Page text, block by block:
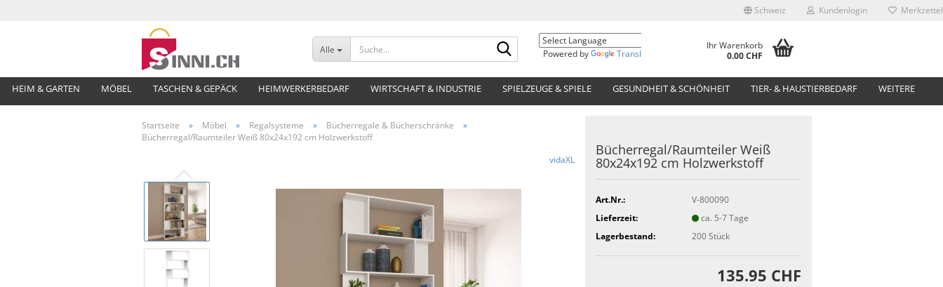
Schweiz Kundenlogin Merkzettel
Alle
Suche...
Powered by
Translate
Ihr Warenkorb
0.00 CHF
HEIM & GARTEN MÖBEL TASCHEN & GEPÄCK HEIMWERKERBEDARF WIRTSCHAFT & INDUSTRIE SPIELZEUGE & SPIELE GESUNDHEIT & SCHÖNHEIT TIER- & HAUSTIERBEDARF WEITERE
Startseite » Möbel » Regalsysteme » Bücherregale & Bücherschränke
»
Bücherregal/Raumteiler Weiß 80x24x192 cm Holzwerkstoff
vidaXL
Bücherregal/Raumteiler Weiß
80x24x192 cm Holzwerkstoff
Art.Nr.:
V-800090
Lieferzeit:
ca. 5-7 Tage
Lagerbestand:
200Stück
135.95 CHF